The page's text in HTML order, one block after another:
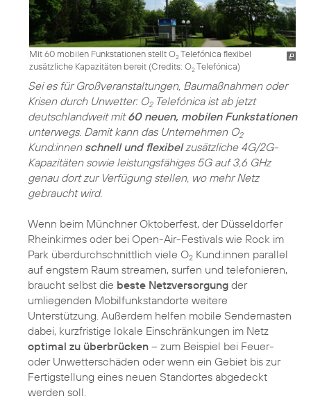
Mit 60 mobilen Funkstationen stellt O2Telefónica flexibel
zusätzliche Kapazitäten bereit (Credits: O2Telefónica)
Sei es für Großveranstaltungen, Baumaßnahmen oder
Krisen durch Unwetter: O2Telefónica ist ab jetzt
deutschlandweit mit60 neuen, mobilen Funkstationen
unterwegs. Damit kann das Unternehmen O2
Kund:innen schnell und flexibelzusätzliche 4G/2G-
Kapazitäten sowie leistungsfähiges 5G auf 3,6 GHz
genau dort zur Verfügung stellen, wo mehr Netz
gebraucht wird.
Wenn beim Münchner Oktoberfest, der Düsseldorfer
Rheinkirmes oder bei Open-Air-Festivals wie Rock im
Park überdurchschnittlich viele O2 Kund:innen parallel
auf engstem Raum streamen, surfen und telefonieren,
braucht selbst die beste Netzversorgung der
umliegenden Mobilfunkstandorte weitere
Unterstützung. Außerdem helfen mobile Sendemasten
dabei, kurzfristige lokale Einschränkungen im Netz
optimal zu überbrücken – zum Beispiel bei Feuer-
oder Unwetterschäden oder wenn ein Gebiet bis zur
Fertigstellung eines neuen Standortes abgedeckt
werden soll.